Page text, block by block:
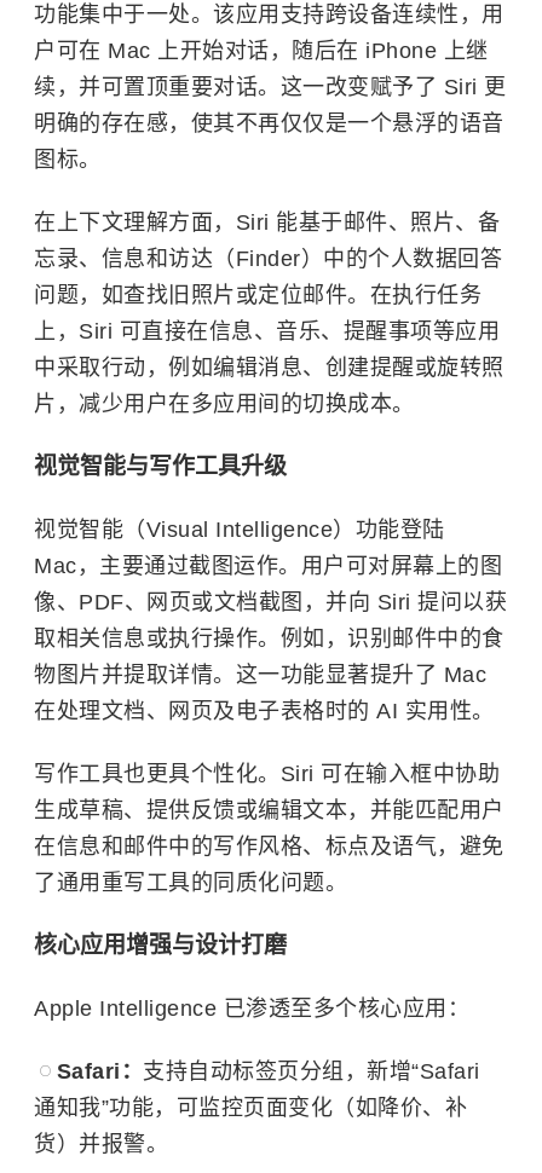
功能集中于一处。该应用支持跨设备连续性，用
户可在 Mac 上开始对话，随后在 iPhone 上继
续，并可置顶重要对话。这一改变赋予了 Siri 更
明确的存在感，使其不再仅仅是一个悬浮的语音
图标。
在上下文理解方面，Siri 能基于邮件、照片、备
忘录、信息和访达（Finder）中的个人数据回答
问题，如查找旧照片或定位邮件。在执行任务
上，Siri 可直接在信息、音乐、提醒事项等应用
中采取行动，例如编辑消息、创建提醒或旋转照
片，减少用户在多应用间的切换成本。
视觉智能与写作工具升级
视觉智能（Visual Intelligence）功能登陆
Mac，主要通过截图运作。用户可对屏幕上的图
像、PDF、网页或文档截图，并向 Siri 提问以获
取相关信息或执行操作。例如，识别邮件中的食
物图片并提取详情。这一功能显著提升了 Mac
在处理文档、网页及电子表格时的 AI 实用性。
写作工具也更具个性化。Siri 可在输入框中协助
生成草稿、提供反馈或编辑文本，并能匹配用户
在信息和邮件中的写作风格、标点及语气，避免
了通用重写工具的同质化问题。
核心应用增强与设计打磨
Apple Intelligence 已渗透至多个核心应用：
Safari： 支持自动标签页分组，新增“Safari
通知我”功能，可监控页面变化（如降价、补
货）并报警。